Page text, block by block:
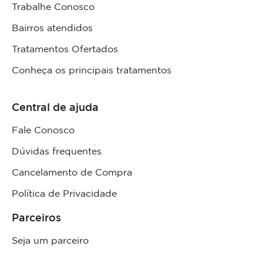
Trabalhe Conosco
Bairros atendidos
Tratamentos Ofertados
Conheça os principais tratamentos
Central de ajuda
Fale Conosco
Dúvidas frequentes
Cancelamento de Compra
Política de Privacidade
Parceiros
Seja um parceiro